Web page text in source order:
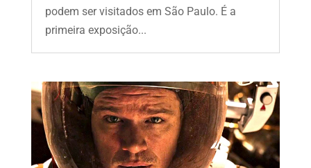
podem ser visitados em São Paulo. É a
primeira exposição...